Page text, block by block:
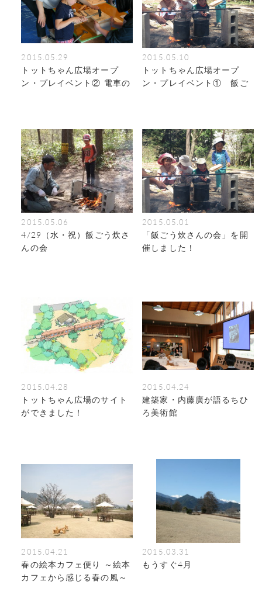
2015.05.29
トットちゃん広場オープ
ン・プレイベント② 電車の
2015.05.10
トットちゃん広場オープ
ン・プレイベント① 飯ご
2015.05.06
4/29（水・祝）飯ごう炊さ
んの会
2015.05.01
「飯ごう炊さんの会」を開
催しました！
2015.04.28
トットちゃん広場のサイト
ができました！
2015.04.24
建築家・内藤廣が語るちひ
ろ美術館
2015.04.21
春の絵本カフェ便り ～絵本
カフェから感じる春の風～
2015.03.31
もうすぐ4月